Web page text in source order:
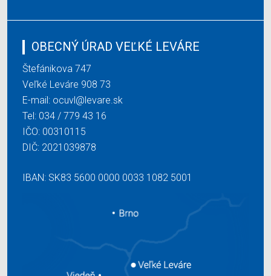
OBECNÝ ÚRAD VEĽKÉ LEVÁRE
Štefánikova 747
Veľké Leváre 908 73
E-mail: ocuvl@levare.sk
Tel: 034 / 779 43 16
IČO: 00310115
DIČ: 2021039878
IBAN: SK83 5600 0000 0033 1082 5001